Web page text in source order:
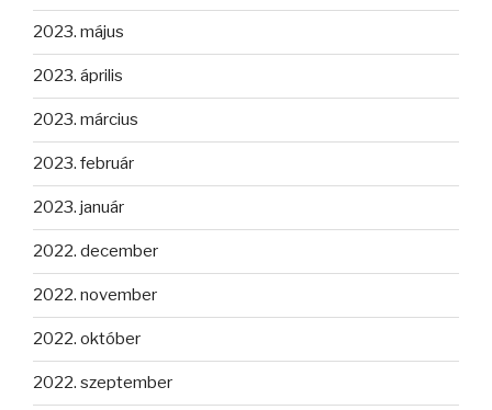
2023. május
2023. április
2023. március
2023. február
2023. január
2022. december
2022. november
2022. október
2022. szeptember